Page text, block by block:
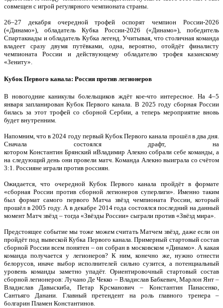
совмещен с игрой регулярного чемпионата страны.
26–27 декабря очередной трофей оспорят чемпион России-2026
(«Динамо»), обладатель Кубка России-2026 («Динамо»), победитель
Спартакиады и обладатель Кубка легенд. Учитывая, что столичная команда
владеет сразу двумя путёвками, одна, вероятно, отойдёт финалисту
чемпионата России и действующему обладателю трофея казанскому
«Зениту».
Кубок Первого канала: Россия против легионеров
В новогодние каникулы болельщиков ждёт кое-что интересное. На 4–5
января запланирован Кубок Первого канала. В 2025 году сборная России
билась за этот трофей со сборной Сербии, а теперь мероприятие вновь
будет внутренним.
Напомним, что в 2024 году первый Кубок Первого канала прошёл в два дня.
Сначала состоялся драфт, на
котором Константин Брянский иВладимир Алекно собрали себе команды, а
на следующий день они провели матч. Команда Алекно выиграла со счётом
3:1. Россияне играли против россиян.
Ожидается, что очередной Кубок Первого канала пройдёт в формате
«сборная России против сборной легионеров суперлиги». Именно таким
был формат самого первого Матча звёзд чемпионата России, который
прошёл в 2005 году. А в декабре 2014 года состоялся последний на данный
момент Матч звёзд – тогда «Звёзды России» сыграли против «Звёзд мира».
Предстоящее событие мы тоже можем считать Матчем звёзд, даже если он
пройдёт под вывеской Кубка Первого канала. Примерный стартовый состав
сборной России всем понятен – он собран в московском «Динамо». А какая
команда получается у легионеров? К ним, конечно же, нужно отнести
белорусов, иначе выбор исполнителей сильно сузится, а потенциальный
уровень команды заметно упадёт. Ориентировочный стартовый состав
сборной легионеров: Лучано Де Чекко – Владислав Бабкевич, Марлон Янт –
Владислав Давыскиба, Петар Крсманович – Константин Панасенко,
Сантьяго Данани. Главный претендент на роль главного тренера –
болгарин Пламен Константинов.